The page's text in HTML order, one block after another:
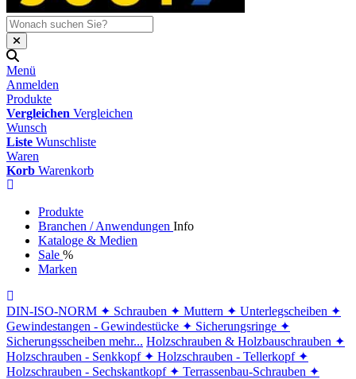
Menü
Anmelden
Produkte
Vergleichen Vergleichen
Wunsch
Liste Wunschliste
Waren
Korb Warenkorb
Produkte
Branchen / Anwendungen Info
Kataloge & Medien
Sale %
Marken
DIN-ISO-NORM ✦ Schrauben ✦ Muttern ✦ Unterlegscheiben ✦
Gewindestangen - Gewindestücke ✦ Sicherungsringe ✦
Sicherungsscheiben mehr... Holzschrauben & Holzbauschrauben ✦
Holzschrauben - Senkkopf ✦ Holzschrauben - Tellerkopf ✦
Holzschrauben - Sechskantkopf ✦ Terrassenbau-Schrauben ✦